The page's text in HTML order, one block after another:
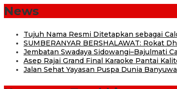
News
Tujuh Nama Resmi Ditetapkan sebagai
SUMBERANYAR BERSHALAWAT: Rokat
Jembatan Swadaya Sidowangi–Bajulmati
Asep Rajai Grand Final Karaoke Pantai
Jalan Sehat Yayasan Puspa Dunia